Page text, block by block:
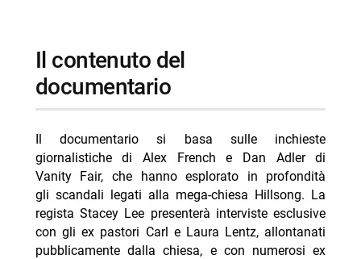
Il contenuto del
documentario
Il documentario si basa sulle inchieste
giornalistiche di Alex French e Dan Adler di
Vanity Fair, che hanno esplorato in profondità
gli scandali legati alla mega-chiesa Hillsong. La
regista Stacey Lee presenterà interviste esclusive
con gli ex pastori Carl e Laura Lentz, allontanati
pubblicamente dalla chiesa, e con numerosi ex